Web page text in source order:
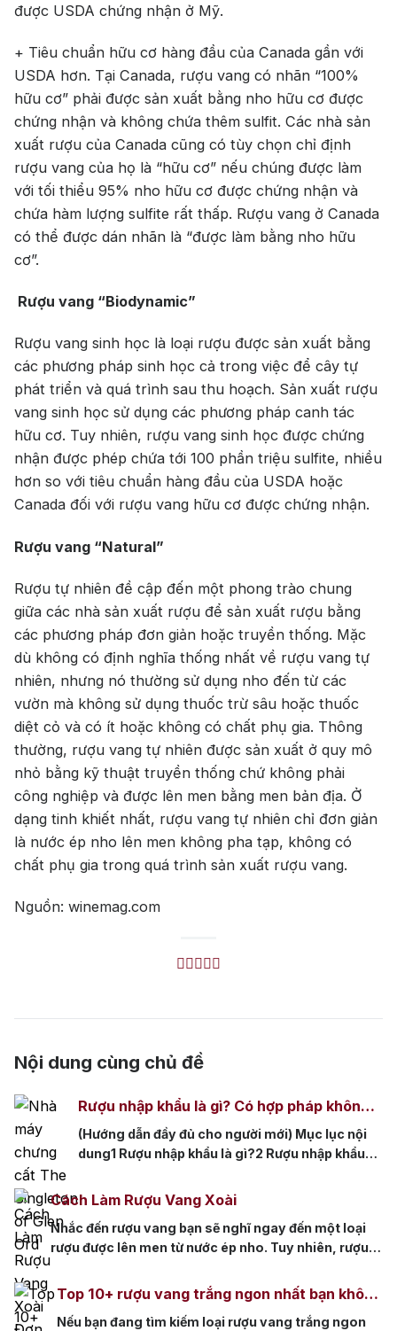
được USDA chứng nhận ở Mỹ.
+ Tiêu chuẩn hữu cơ hàng đầu của Canada gần với
USDA hơn. Tại Canada, rượu vang có nhãn “100%
hữu cơ” phải được sản xuất bằng nho hữu cơ được
chứng nhận và không chứa thêm sulfit. Các nhà sản
xuất rượu của Canada cũng có tùy chọn chỉ định
rượu vang của họ là “hữu cơ” nếu chúng được làm
với tối thiểu 95% nho hữu cơ được chứng nhận và
chứa hàm lượng sulfite rất thấp. Rượu vang ở Canada
có thể được dán nhãn là “được làm bằng nho hữu
cơ”.
Rượu vang “Biodynamic”
Rượu vang sinh học là loại rượu được sản xuất bằng
các phương pháp sinh học cả trong việc để cây tự
phát triển và quá trình sau thu hoạch. Sản xuất rượu
vang sinh học sử dụng các phương pháp canh tác
hữu cơ. Tuy nhiên, rượu vang sinh học được chứng
nhận được phép chứa tới 100 phần triệu sulfite, nhiều
hơn so với tiêu chuẩn hàng đầu của USDA hoặc
Canada đối với rượu vang hữu cơ được chứng nhận.
Rượu vang “Natural”
Rượu tự nhiên đề cập đến một phong trào chung
giữa các nhà sản xuất rượu để sản xuất rượu bằng
các phương pháp đơn giản hoặc truyền thống. Mặc
dù không có định nghĩa thống nhất về rượu vang tự
nhiên, nhưng nó thường sử dụng nho đến từ các
vườn mà không sử dụng thuốc trừ sâu hoặc thuốc
diệt cỏ và có ít hoặc không có chất phụ gia. Thông
thường, rượu vang tự nhiên được sản xuất ở quy mô
nhỏ bằng kỹ thuật truyền thống chứ không phải
công nghiệp và được lên men bằng men bản địa. Ở
dạng tinh khiết nhất, rượu vang tự nhiên chỉ đơn giản
là nước ép nho lên men không pha tạp, không có
chất phụ gia trong quá trình sản xuất rượu vang.
Nguồn: winemag.com
Nội dung cùng chủ đề
Rượu nhập khẩu là gì? Có hợp pháp không
tại Việt Nam?
(Hướng dẫn đầy đủ cho người mới) Mục lục nội
dung1 Rượu nhập khẩu là gì?2 Rượu nhập khẩu
nhập khẩu là gì? Vì sao bắt buộc phải có?4 Cách
nhận biết rượu nhập khẩu chính hãng4.1 1. Tem
nhập khẩu còn nguyên vẹn4.2 2. Nhãn […]
Cách Làm Rượu Vang Xoài
Nhắc đến rượu vang bạn sẽ nghĩ ngay đến một loại
rượu được lên men từ nước ép nho. Tuy nhiên, rượu
nhiều loại trái cây thơm ngon khác. Bạn đã từng
nghe rượu vang xoài hay thưởng thức loại rượu vang
xoài […]
Top 10+ rượu vang trắng ngon nhất bạn không
nên bỏ qua
Nếu bạn đang tìm kiếm loại rượu vang trắng ngon